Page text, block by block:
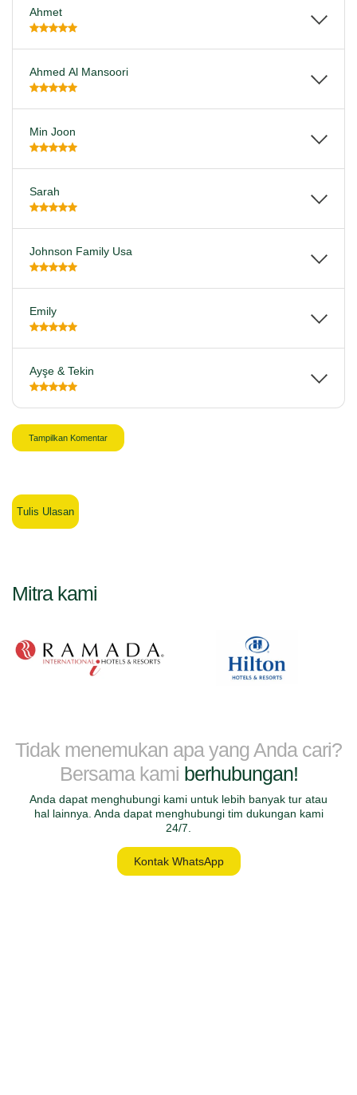
Ahmet
Ahmed Al Mansoori
Min Joon
Sarah
Johnson Family Usa
Emily
Ayşe & Tekin
Tampilkan Komentar
Tulis Ulasan
Mitra kami
Tidak menemukan apa yang Anda cari?
Bersama kami berhubungan!
Anda dapat menghubungi kami untuk lebih banyak tur atau
hal lainnya. Anda dapat menghubungi tim dukungan kami
24/7.
Kontak WhatsApp